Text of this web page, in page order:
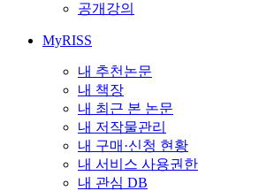
공개강의
MyRISS
내 추천논문
내 책장
내 최근 본 논문
내 저작물관리
내 구매·신청 현황
내 서비스 사용권한
내 관심 DB